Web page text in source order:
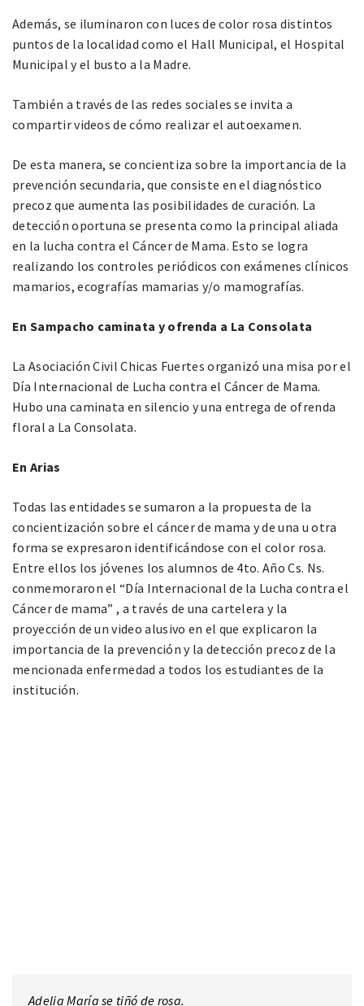
Además, se iluminaron con luces de color rosa distintos
puntos de la localidad como el Hall Municipal, el Hospital
Municipal y el busto a la Madre.
También a través de las redes sociales se invita a
compartir videos de cómo realizar el autoexamen.
De esta manera, se concientiza sobre la importancia de la
prevención secundaria, que consiste en el diagnóstico
precoz que aumenta las posibilidades de curación. La
detección oportuna se presenta como la principal aliada
en la lucha contra el Cáncer de Mama. Esto se logra
realizando los controles periódicos con exámenes clínicos
mamarios, ecografías mamarias y/o mamografías.
En Sampacho caminata y ofrenda a La Consolata
La Asociación Civil Chicas Fuertes organizó una misa por el
Día Internacional de Lucha contra el Cáncer de Mama.
Hubo una caminata en silencio y una entrega de ofrenda
floral a La Consolata.
En Arias
Todas las entidades se sumaron a la propuesta de la
concientización sobre el cáncer de mama y de una u otra
forma se expresaron identificándose con el color rosa.
Entre ellos los jóvenes los alumnos de 4to. Año Cs. Ns.
conmemoraron el “Día Internacional de la Lucha contra el
Cáncer de mama” , a través de una cartelera y la
proyección de un video alusivo en el que explicaron la
importancia de la prevención y la detección precoz de la
mencionada enfermedad a todos los estudiantes de la
institución.
Adelia María se tiñó de rosa.